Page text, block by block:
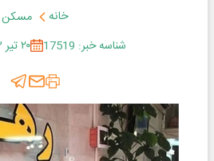
خانه
مسکن
شناسه خبر: 17519
۲۰ تیر ۱۴۰۳